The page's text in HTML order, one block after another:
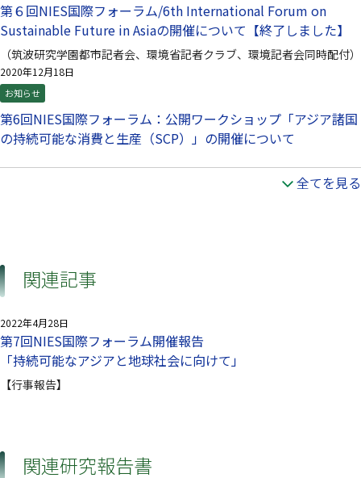
第６回NIES国際フォーラム/6th International Forum on
Sustainable Future in Asiaの開催について【終了しました】
（筑波研究学園都市記者会、環境省記者クラブ、環境記者会同時配付）
2020年12月18日
お知らせ
第6回NIES国際フォーラム：公開ワークショップ「アジア諸国
の持続可能な消費と生産（SCP）」の開催について
全てを見る
関連記事
2022年4月28日
第7回NIES国際フォーラム開催報告
「持続可能なアジアと地球社会に向けて」
【行事報告】
関連研究報告書